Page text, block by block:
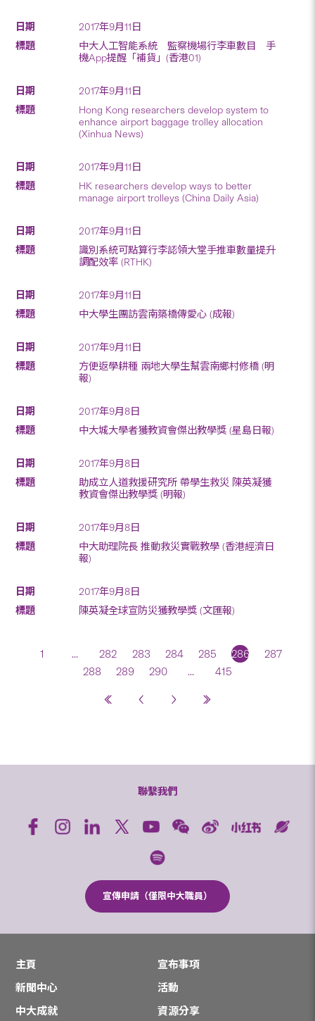
2017年9月11日
中大人工智能系統 監察機場行李車數目 手
機App提醒「補貨」(香港01)
2017年9月11日
Hong Kong researchers develop system to
enhance airport baggage trolley allocation
(Xinhua News)
2017年9月11日
HK researchers develop ways to better
manage airport trolleys (China Daily Asia)
2017年9月11日
識別系統可點算行李認領大堂手推車數量提升
調配效率 (RTHK)
2017年9月11日
中大學生團訪雲南築橋傳愛心 (成報)
2017年9月11日
方便返學耕種 兩地大學生幫雲南鄉村修橋 (明
報)
2017年9月8日
中大城大學者獲教資會傑出教學獎 (星島日報)
2017年9月8日
助成立人道救援研究所 帶學生救災 陳英凝獲
教資會傑出教學獎 (明報)
2017年9月8日
中大助理院長 推動救災實戰教學 (香港經濟日
報)
2017年9月8日
陳英凝全球宣防災獲教學獎 (文匯報)
1 ... 282 283 284 285 286
287
288
289 290 ... 415
聯繫我們
宣傳申請（僅限中大職員）
主頁
宣布事項
新聞中心
活動
中大成就
資源分享